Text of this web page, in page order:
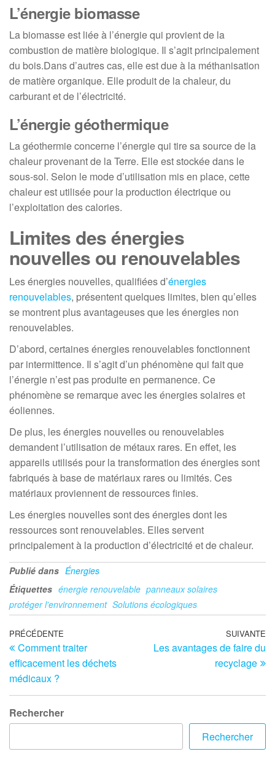
L’énergie biomasse
La biomasse est liée à l’énergie qui provient de la
combustion de matière biologique. Il s’agit principalement
du bois.Dans d’autres cas, elle est due à la méthanisation
de matière organique. Elle produit de la chaleur, du
carburant et de l’électricité.
L’énergie géothermique
La géothermie concerne l’énergie qui tire sa source de la
chaleur provenant de la Terre. Elle est stockée dans le
sous-sol. Selon le mode d’utilisation mis en place, cette
chaleur est utilisée pour la production électrique ou
l’exploitation des calories.
Limites des énergies
nouvelles ou renouvelables
Les énergies nouvelles, qualifiées d’énergies
renouvelables, présentent quelques limites, bien qu’elles
se montrent plus avantageuses que les énergies non
renouvelables.
D’abord, certaines énergies renouvelables fonctionnent
par intermittence. Il s’agit d’un phénomène qui fait que
l’énergie n’est pas produite en permanence. Ce
phénomène se remarque avec les énergies solaires et
éoliennes.
De plus, les énergies nouvelles ou renouvelables
demandent l’utilisation de métaux rares. En effet, les
appareils utilisés pour la transformation des énergies sont
fabriqués à base de matériaux rares ou limités. Ces
matériaux proviennent de ressources finies.
Les énergies nouvelles sont des énergies dont les
ressources sont renouvelables. Elles servent
principalement à la production d’électricité et de chaleur.
Publié dans Énergies
Étiquettes énergie renouvelable panneaux solaires
protéger l'environnement Solutions écologiques
Navigation
de
l’article
Article
précédent
PRÉCÉDENTE
Comment traiter
efficacement les déchets
médicaux ?
SUIVANTE
Les avantages de faire du
recyclage
Rechercher
Rechercher